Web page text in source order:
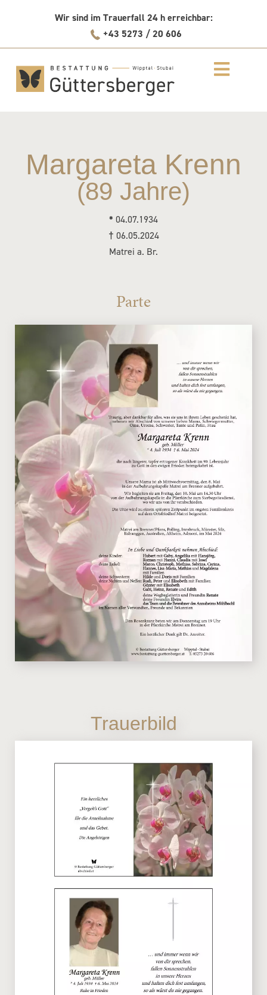
Wir sind im Trauerfall 24 h erreichbar:
+43 5273 / 20 606
Margareta Krenn
(89 Jahre)
* 04.07.1934
† 06.05.2024
Matrei a. Br.
Parte
Trauerbild